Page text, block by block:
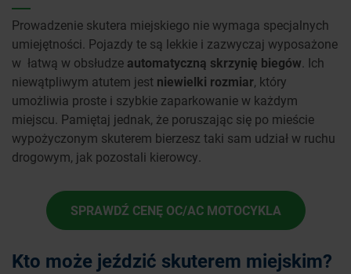
Prowadzenie skutera miejskiego nie wymaga specjalnych
umiejętności. Pojazdy te są lekkie i zazwyczaj wyposażone
w łatwą w obsłudze automatyczną skrzynię biegów. Ich
niewątpliwym atutem jest niewielki rozmiar, który
umożliwia proste i szybkie zaparkowanie w każdym
miejscu. Pamiętaj jednak, że poruszając się po mieście
wypożyczonym skuterem bierzesz taki sam udział w ruchu
drogowym, jak pozostali kierowcy.
SPRAWDŹ CENĘ OC/AC MOTOCYKLA
Kto może jeździć skuterem miejskim?